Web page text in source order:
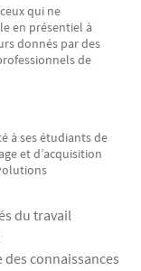
qui ne
en présentiel à
donnés par des
de
à ses étudiants de
et d’acquisition
du travail
connaissances